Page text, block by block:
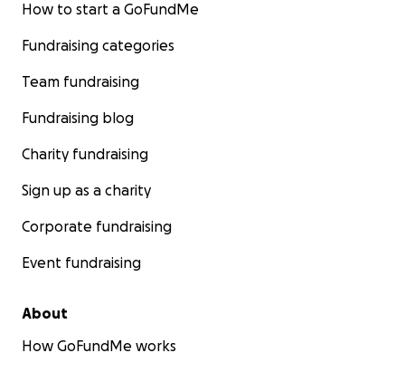
How to start a GoFundMe
Fundraising categories
Team fundraising
Fundraising blog
Charity fundraising
Sign up as a charity
Corporate fundraising
Event fundraising
About
How GoFundMe works